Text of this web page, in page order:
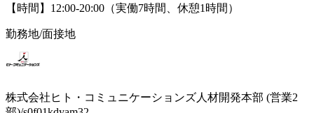
【時間】12:00-20:00（実働7時間、休憩1時間）
勤務地/面接地
株式会社ヒト・コミュニケーションズ人材開発本部 (営業2